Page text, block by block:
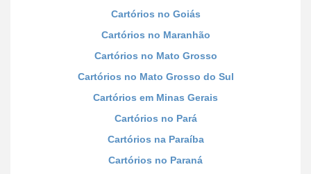
Cartórios no Goiás
Cartórios no Maranhão
Cartórios no Mato Grosso
Cartórios no Mato Grosso do Sul
Cartórios em Minas Gerais
Cartórios no Pará
Cartórios na Paraíba
Cartórios no Paraná